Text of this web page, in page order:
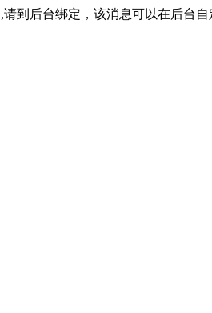
到后台绑定，该消息可以在后台自